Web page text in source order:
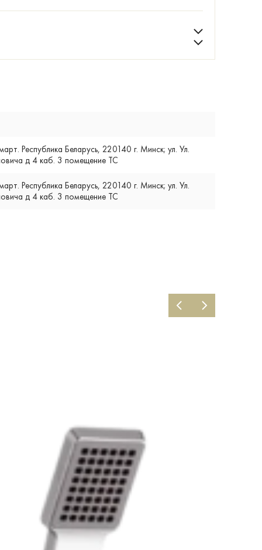
Республика Беларусь, 220140 г. Минск; ул. Ул.
д 4 каб. 3 помещение ТС
Республика Беларусь, 220140 г. Минск; ул. Ул.
д 4 каб. 3 помещение ТС